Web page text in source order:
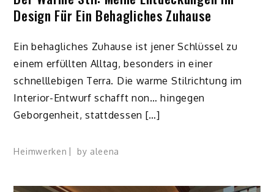
Design Für Ein Behagliches Zuhause
Ein behagliches Zuhause ist jener Schlüssel zu
einem erfüllten Alltag, besonders in einer
schnelllebigen Terra. Die warme Stilrichtung im
Interior-Entwurf schafft non… hingegen
Geborgenheit, stattdessen […]
Heimwerken by aleena